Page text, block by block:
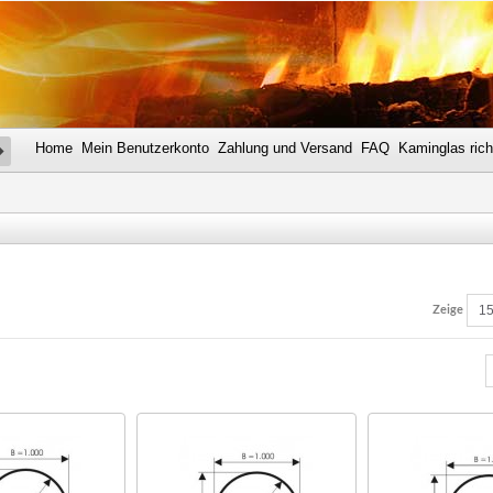
SUCHE
Home Mein Benutzerkonto Zahlung und Versand FAQ Kaminglas
Zeige